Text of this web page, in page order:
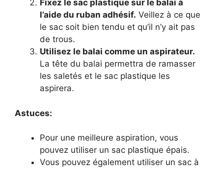
Fixez le sac plastique sur le balai à
l’aide du ruban adhésif. Veillez à ce que
le sac soit bien tendu et qu’il n’y ait pas
de trous.
Utilisez le balai comme un aspirateur.
La tête du balai permettra de ramasser
les saletés et le sac plastique les
aspirera.
Astuces:
Pour une meilleure aspiration, vous
pouvez utiliser un sac plastique épais.
Vous pouvez également utiliser un sac à